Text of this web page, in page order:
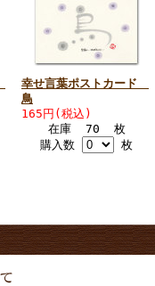
幸せ言葉ポストカード
鳥
165円(税込)
在庫 70 枚
購入数
枚